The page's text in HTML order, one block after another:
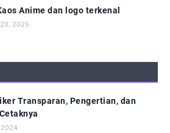
Anime dan logo terkenal
2025
Transparan, Pengertian, dan
2024